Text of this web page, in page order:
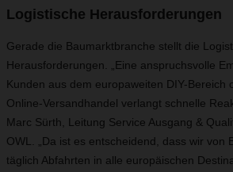
Logistische Herausforderungen
Gerade die Baumarktbranche stellt die
Herausforderungen. „Eine anspruchsvolle
Kunden aus dem europaweiten DIY-Bereich
Online-Versandhandel verlangt schnelle
Marc Sürth, Leitung Service Ausgang &
OWL. „Da ist es entscheidend, dass wir von
täglich Abfahrten in alle europäischen